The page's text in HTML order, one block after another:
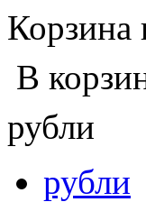
Корзина
В
рубли
рубли